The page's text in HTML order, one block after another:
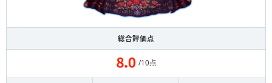
総合評価点
/10点